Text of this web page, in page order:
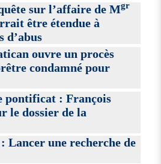
sur l’affaire de Mgr
être étendue à
d’abus
ouvre un procès
condamné pour
pontificat : François
le dossier de la
Lancer une recherche de